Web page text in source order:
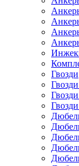
Гвозди